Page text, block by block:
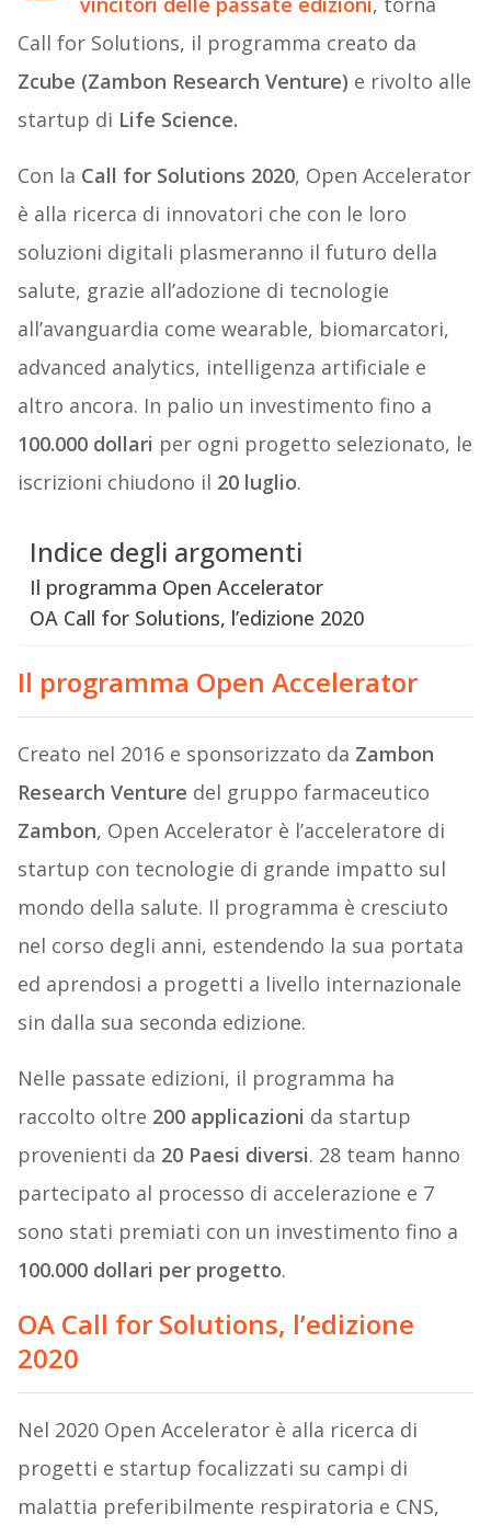
Call for Solutions, il programma creato da
Zcube (Zambon Research Venture) e rivolto alle
startup di Life Science.
Con la Call for Solutions 2020, Open Accelerator
è alla ricerca di innovatori che con le loro
soluzioni digitali plasmeranno il futuro della
salute, grazie all’adozione di tecnologie
all’avanguardia come wearable, biomarcatori,
advanced analytics, intelligenza artificiale e
altro ancora. In palio un investimento fino a
100.000 dollari per ogni progetto selezionato, le
iscrizioni chiudono il 20 luglio.
Indice degli argomenti
Il programma Open Accelerator
OA Call for Solutions, l’edizione 2020
Il programma Open Accelerator
Creato nel 2016 e sponsorizzato da Zambon
Research Venture del gruppo farmaceutico
Zambon, Open Accelerator è l’acceleratore di
startup con tecnologie di grande impatto sul
mondo della salute. Il programma è cresciuto
nel corso degli anni, estendendo la sua portata
ed aprendosi a progetti a livello internazionale
sin dalla sua seconda edizione.
Nelle passate edizioni, il programma ha
raccolto oltre 200 applicazioni da startup
provenienti da 20 Paesi diversi. 28 team hanno
partecipato al processo di accelerazione e 7
sono stati premiati con un investimento fino a
100.000 dollari per progetto.
OA Call for Solutions, l’edizione
2020
Nel 2020 Open Accelerator è alla ricerca di
progetti e startup focalizzati su campi di
malattia preferibilmente respiratoria e CNS,